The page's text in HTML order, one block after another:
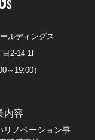
ルディングス
2-14 1F
～19:00）
内容
リノベーション事